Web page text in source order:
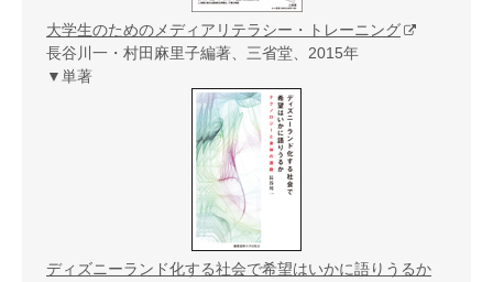
大学生のためのメディアリテラシー・トレーニング
長谷川一・村田麻里子編著、三省堂、2015年
▼単著
ディズニーランド化する社会で希望はいかに語りうるか